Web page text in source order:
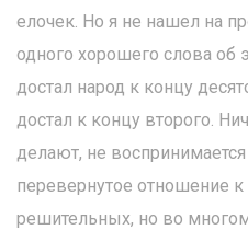
елочек. Но я не нашел на
одного хорошего слова
достал народ к концу
достал к концу второго.
делают, не
перевернутое отношение к
решительных, но во